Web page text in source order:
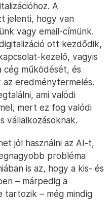
A
jelenti, hogy van
vagy email-címünk.
ott kezdődik,
kezelő, vagyis
cég működését, és
eredménytermelés.
ami valódi
mert ez fog valódi
vállalkozásoknak.
jól használni az AI-t,
probléma
is az, hogy a kis- és
– márpedig a
tartozik – még mindig